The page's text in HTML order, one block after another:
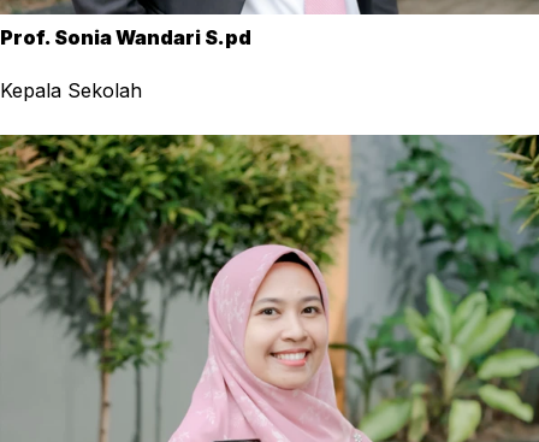
Prof. Sonia Wandari S.pd
Kepala Sekolah